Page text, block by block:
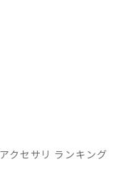
クセサリ ランキング